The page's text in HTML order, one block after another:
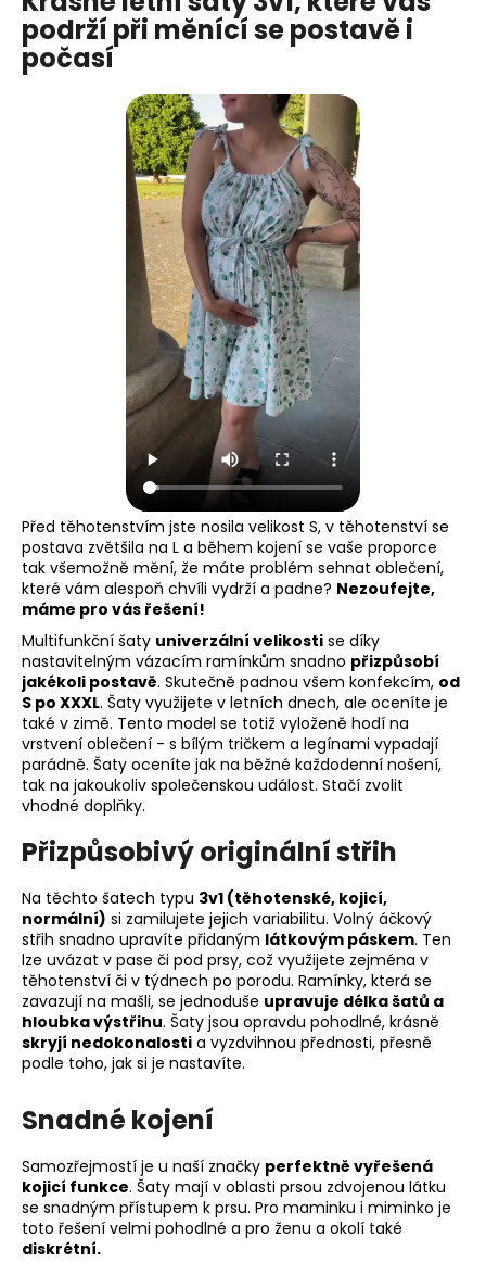
podrží při měnící se postavě i
počasí
Před těhotenstvím jste nosila velikost S, v těhotenství se
postava zvětšila na L a během kojení se vaše proporce
tak všemožně mění, že máte problém sehnat oblečení,
které vám alespoň chvíli vydrží a padne? Nezoufejte,
máme pro vás řešení!
Multifunkční šaty univerzální velikosti se díky
nastavitelným vázacím ramínkům snadno přizpůsobí
jakékoli postavě. Skutečně padnou všem konfekcím, od
S po XXXL. Šaty využijete v letních dnech, ale oceníte je
také v zimě. Tento model se totiž vyloženě hodí na
vrstvení oblečení - s bílým tričkem a legínami vypadají
parádně. Šaty oceníte jak na běžné každodenní nošení,
tak na jakoukoliv společenskou událost. Stačí zvolit
vhodné doplňky.
Přizpůsobivý originální střih
Na těchto šatech typu 3v1 (těhotenské, kojicí,
normální) si zamilujete jejich variabilitu. Volný áčkový
střih snadno upravíte přidaným látkovým páskem. Ten
lze uvázat v pase či pod prsy, což využijete zejména v
těhotenství či v týdnech po porodu. Ramínky, která se
zavazují na mašli, se jednoduše upravuje délka šatů a
hloubka výstřihu. Šaty jsou opravdu pohodlné, krásně
skryjí nedokonalosti a vyzdvihnou přednosti, přesně
podle toho, jak si je nastavíte.
Snadné kojení
Samozřejmostí je u naší značky perfektně vyřešená
kojicí funkce. Šaty mají v oblasti prsou zdvojenou látku
se snadným přístupem k prsu. Pro maminku i miminko je
toto řešení velmi pohodlné a pro ženu a okolí také
diskrétní.